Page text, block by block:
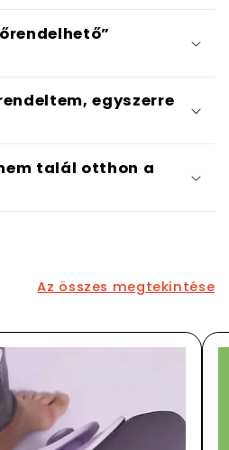
egyszerre
talál otthon a
Az összes megtekintése